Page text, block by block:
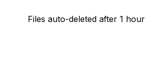
Files auto-deleted after 1 hour